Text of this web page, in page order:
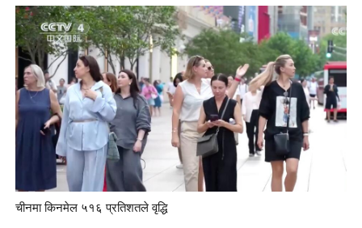
चीनमा किनमेल ५१६ प्रतिशतले वृद्धि